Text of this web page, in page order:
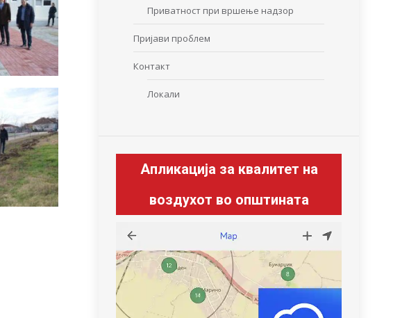
Приватност при вршење надзор
Пријави проблем
Контакт
Локали
Апликација за квалитет на
воздухот во општината